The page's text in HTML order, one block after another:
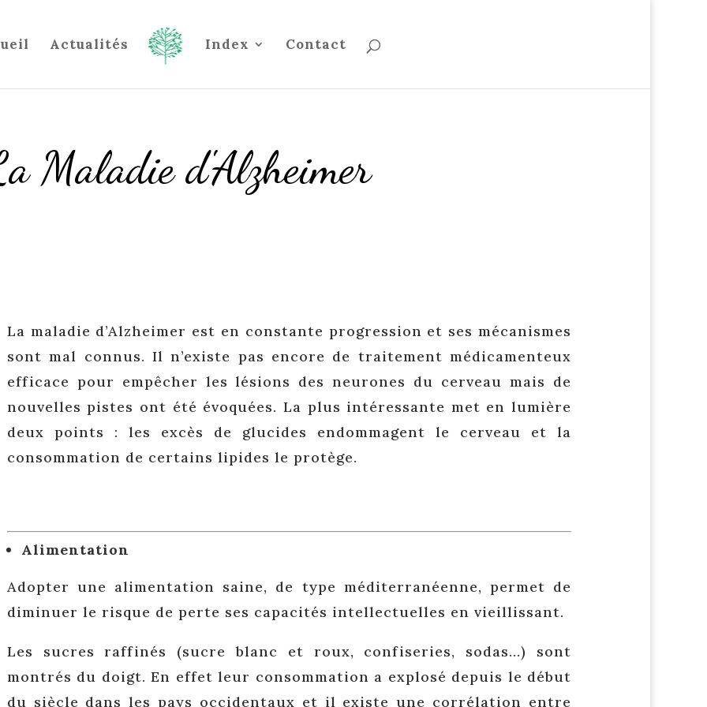
Actualités Index Contact
Maladie d'Alzheimer
La maladie d’Alzheimer est en constante progression et ses mécanismes
sont mal connus. Il n’existe pas encore de traitement médicamenteux
efficace pour empêcher les lésions des neurones du cerveau mais de
nouvelles pistes ont été évoquées. La plus intéressante met en lumière
deux points : les excès de glucides endommagent le cerveau et la
consommation de certains lipides le protège.
Alimentation
Adopter une alimentation saine, de type méditerranéenne, permet de
diminuer le risque de perte ses capacités intellectuelles en vieillissant.
Les sucres raffinés (sucre blanc et roux, confiseries, sodas…) sont
montrés du doigt. En effet leur consommation a explosé depuis le début
du siècle dans les pays occidentaux et il existe une corrélation entre